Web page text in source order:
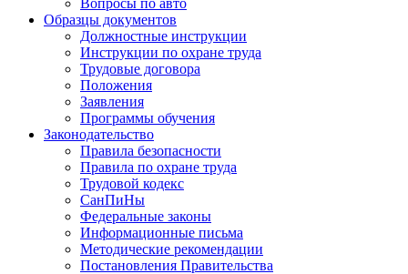
Образцы документов
Должностные инструкции
Инструкции по охране труда
Трудовые договора
Положения
Заявления
Программы обучения
Законодательство
Правила безопасности
Правила по охране труда
Трудовой кодекс
СанПиНы
Федеральные законы
Информационные письма
Методические рекомендации
Постановления Правительства